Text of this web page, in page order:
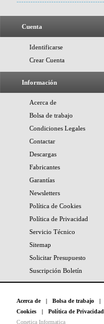
Cuenta
Identificarse
Crear Cuenta
Información
Acerca de
Bolsa de trabajo
Condiciones Legales
Contactar
Descargas
Fabricantes
Garantías
Newsletters
Política de Cookies
Política de Privacidad
Servicio Técnico
Sitemap
Solicitar Presupuesto
Suscripción Boletín
Acerca de| Bolsa de trabajo |
Cookies | Política de Privacidad
Conetica Informatica